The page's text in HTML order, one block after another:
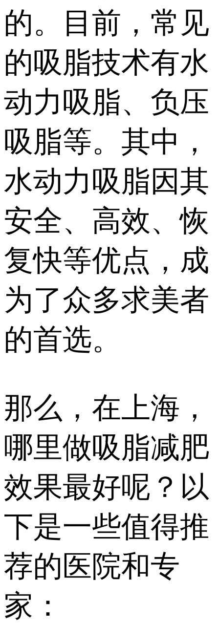
的。目前，常见
的吸脂技术有水
动力吸脂、负压
吸脂等。其中，
水动力吸脂因其
安全、高效、恢
复快等优点，成
为了众多求美者
的首选。
那么，在上海，
哪里做吸脂减肥
效果最好呢？以
下是一些值得推
荐的医院和专
家：